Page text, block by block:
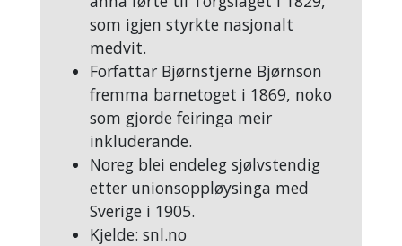
som igjen styrkte nasjonalt
medvit.
Forfattar Bjørnstjerne Bjørnson
fremma barnetoget i 1869, noko
som gjorde feiringa meir
inkluderande.
Noreg blei endeleg sjølvstendig
etter unionsoppløysinga med
Sverige i 1905.
Kjelde: snl.no